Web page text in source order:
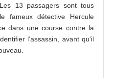
13 passagers sont tous
fameux détective Hercule
dans une course contre la
l’assassin, avant qu’il